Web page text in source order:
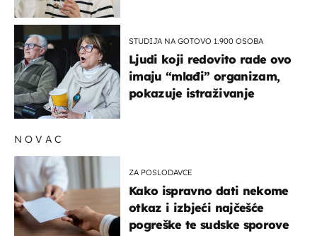
STUDIJA NA GOTOVO 1.900 OSOBA
Ljudi koji redovito rade ovo
imaju “mlađi” organizam,
pokazuje istraživanje
NOVAC
ZA POSLODAVCE
Kako ispravno dati nekome
otkaz i izbjeći najčešće
pogreške te sudske sporove